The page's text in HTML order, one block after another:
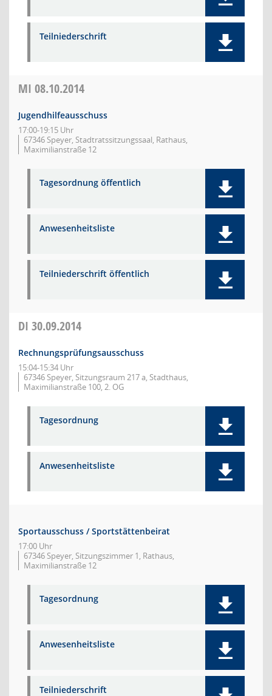
Teilniederschrift
MI 08.10.2014
Jugendhilfeausschuss
17:00-19:15 Uhr
67346 Speyer, Stadtratssitzungssaal, Rathaus,
Maximilianstraße 12
Tagesordnung öffentlich
Anwesenheitsliste
Teilniederschrift öffentlich
DI 30.09.2014
Rechnungsprüfungsausschuss
15:04-15:34 Uhr
67346 Speyer, Sitzungsraum 217 a, Stadthaus,
Maximilianstraße 100, 2. OG
Tagesordnung
Anwesenheitsliste
Sportausschuss / Sportstättenbeirat
17:00 Uhr
67346 Speyer, Sitzungszimmer 1, Rathaus,
Maximilianstraße 12
Tagesordnung
Anwesenheitsliste
Teilniederschrift